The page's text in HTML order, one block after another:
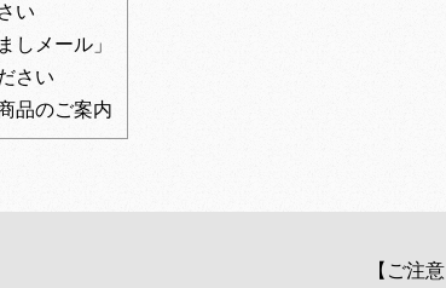
い
しメール」
さい
品のご案内
【ご注